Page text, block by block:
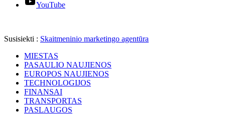
YouTube
Susisiekti : Skaitmeninio marketingo agentūra
MIESTAS
PASAULIO NAUJIENOS
EUROPOS NAUJIENOS
TECHNOLOGIJOS
FINANSAI
TRANSPORTAS
PASLAUGOS